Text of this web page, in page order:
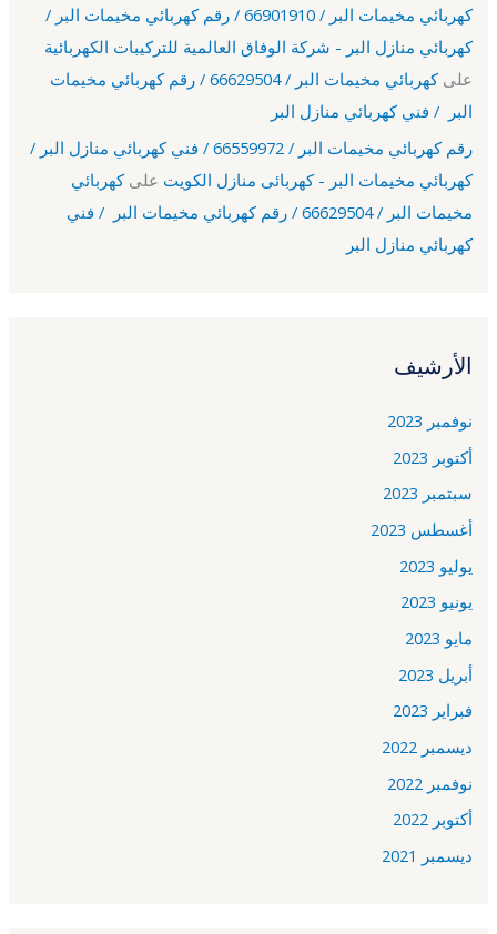
كهربائي مخيمات البر / 66901910 / رقم كهربائي مخيمات البر /
كهربائي منازل البر - شركة الوفاق العالمية للتركيبات الكهربائية
على
كهربائي مخيمات البر / 66629504 / رقم كهربائي مخيمات
البر / فني كهربائي منازل البر
رقم كهربائي مخيمات البر / 66559972 / فني كهربائي منازل البر /
كهربائي مخيمات البر - كهربائى منازل الكويت علىكهربائي
مخيمات البر / 66629504 / رقم كهربائي مخيمات البر / فني
كهربائي منازل البر
الأرشيف
نوفمبر 2023
أكتوبر 2023
سبتمبر 2023
أغسطس 2023
يوليو 2023
يونيو 2023
مايو 2023
أبريل 2023
فبراير 2023
ديسمبر 2022
نوفمبر 2022
أكتوبر 2022
ديسمبر 2021